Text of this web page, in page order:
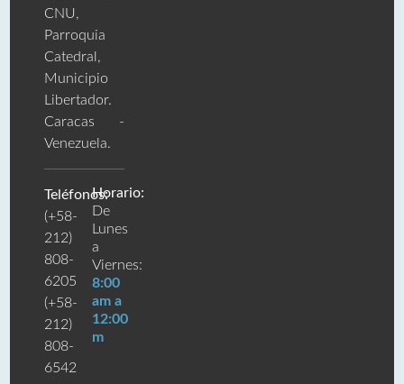
CNU,
Parroquia
Catedral,
Municipio
Libertador.
Caracas -
Venezuela.
Teléfonos:
(+58-
212)
808-
6205
(+58-
212)
808-
6542
Horario:
De
Lunes
a
Viernes:
8:00
am a
12:00
m